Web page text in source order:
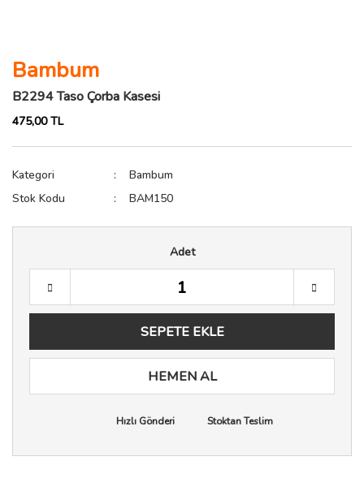
Bambum
B2294 Taso Çorba Kasesi
475,00 TL
Kategori
Bambum
Stok Kodu
BAM150
Adet
SEPETE EKLE
HEMEN AL
Hızlı Gönderi Stoktan Teslim